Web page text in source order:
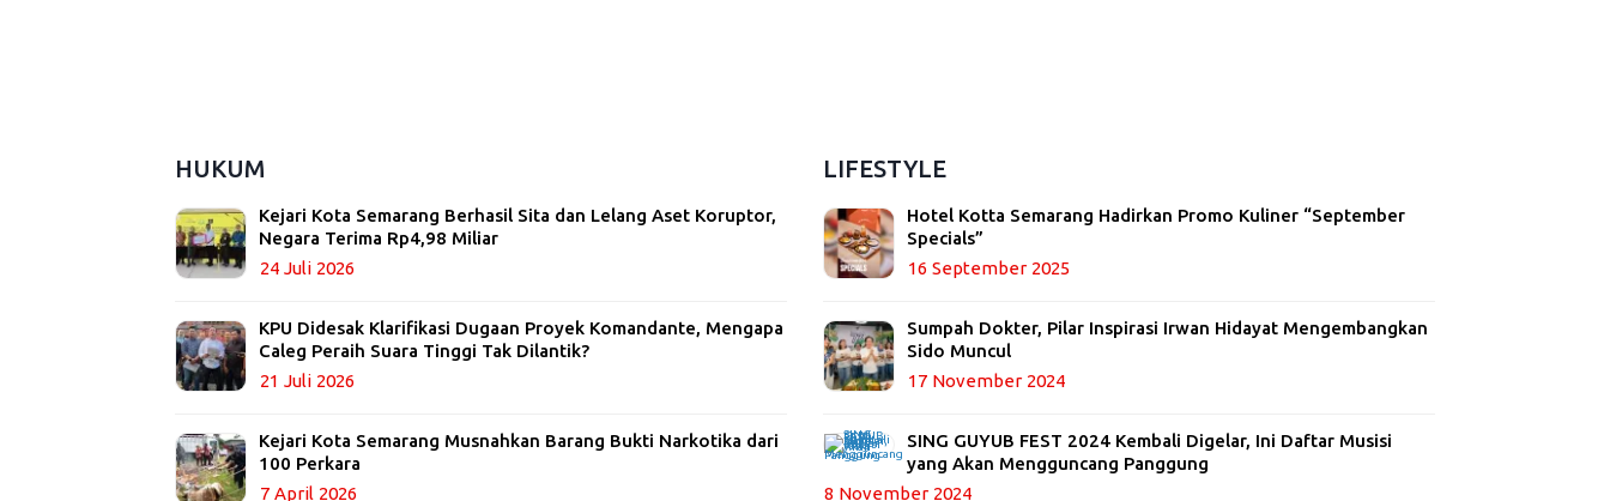
HUKUM
Kejari Kota Semarang Berhasil Sita dan Lelang Aset Koruptor,
Negara Terima Rp4,98 Miliar
24 Juli 2026
KPU Didesak Klarifikasi Dugaan Proyek Komandante, Mengapa
Caleg Peraih Suara Tinggi Tak Dilantik?
21 Juli 2026
Kejari Kota Semarang Musnahkan Barang Bukti Narkotika dari
100 Perkara
7 April 2026
LIFESTYLE
Hotel Kotta Semarang Hadirkan Promo Kuliner “September
Specials”
16 September 2025
Sumpah Dokter, Pilar Inspirasi Irwan Hidayat Mengembangkan
Sido Muncul
17 November 2024
SING GUYUB FEST 2024 Kembali Digelar, Ini Daftar Musisi
yang Akan Mengguncang Panggung
8 November 2024